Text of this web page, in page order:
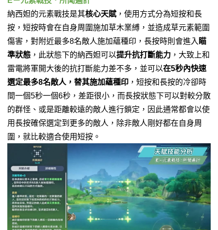
納西妲的元素戰技是其核心天賦，使用方式分為短按和長
按，短按時會在自身周圍施加草木業縛，並造成草元素範圍
傷害，對附近最多8名敵人施加蘊種印，長按時則會進入 瞄
準狀態 ，此狀態下的納西妲可以提升抗打斷能力 ，大致上和
雷電將軍開大後的抗打斷能力差不多，並可以在5秒內快速
選定最多8名敵人，替其施加蘊種印 ，短按和長按的冷卻時
間一個5秒一個6秒，差距很小，而長按狀態下可以對較分散
的群怪、或是距離較遠的敵人進行鎖定，因此通常都會以使
用長按確保選定到更多的敵人，除非敵人剛好都在自身周
圍，就比較適合使用短按。